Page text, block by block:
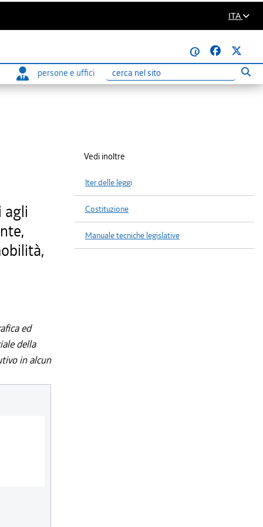
ITA
@
persone e uffici
Ricerca
agli
ed
della
in alcun
Vedi inoltre
Iter delle leggi
Costituzione
Manuale tecniche legislative